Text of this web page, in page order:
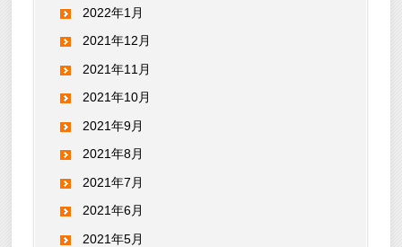
2022年1月
2021年12月
2021年11月
2021年10月
2021年9月
2021年8月
2021年7月
2021年6月
2021年5月